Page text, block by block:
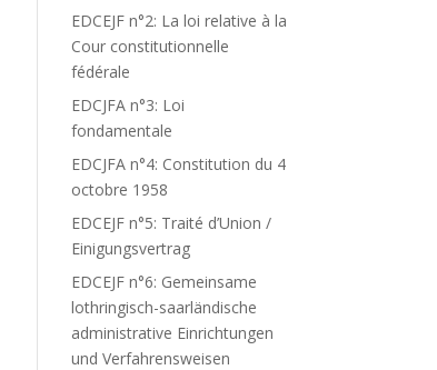
EDCEJF n°2: La loi relative à la
Cour constitutionnelle
fédérale
EDCJFA n°3: Loi
fondamentale
EDCJFA n°4: Constitution du 4
octobre 1958
EDCEJF n°5: Traité d’Union /
Einigungsvertrag
EDCEJF n°6: Gemeinsame
lothringisch-saarländische
administrative Einrichtungen
und Verfahrensweisen